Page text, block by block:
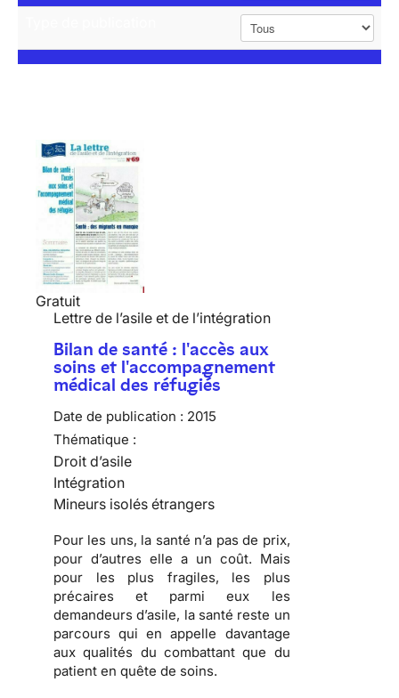
Gratuit
Lettre de l’asile et de l’intégration
Bilan de santé : l'accès aux
soins et l'accompagnement
médical des réfugiés
Date de publication : 2015
Thématique :
Droit d’asile
Intégration
Mineurs isolés étrangers
Pour les uns, la santé n’a pas de prix,
pour d’autres elle a un coût. Mais
pour les plus fragiles, les plus
précaires et parmi eux les
demandeurs d’asile, la santé reste un
parcours qui en appelle davantage
aux qualités du combattant que du
patient en quête de soins.